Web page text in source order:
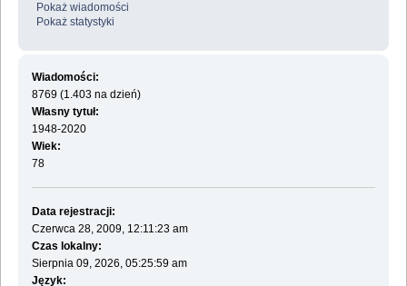
Pokaż wiadomości
Pokaż statystyki
Wiadomości:
8769 (1.403 na dzień)
Własny tytuł:
1948-2020
Wiek:
78
Data rejestracji:
Czerwca 28, 2009, 12:11:23 am
Czas lokalny:
Sierpnia 09, 2026, 05:25:59 am
Język: